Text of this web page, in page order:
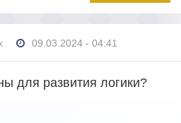
09.03.2024 - 04:41
для развития логики?